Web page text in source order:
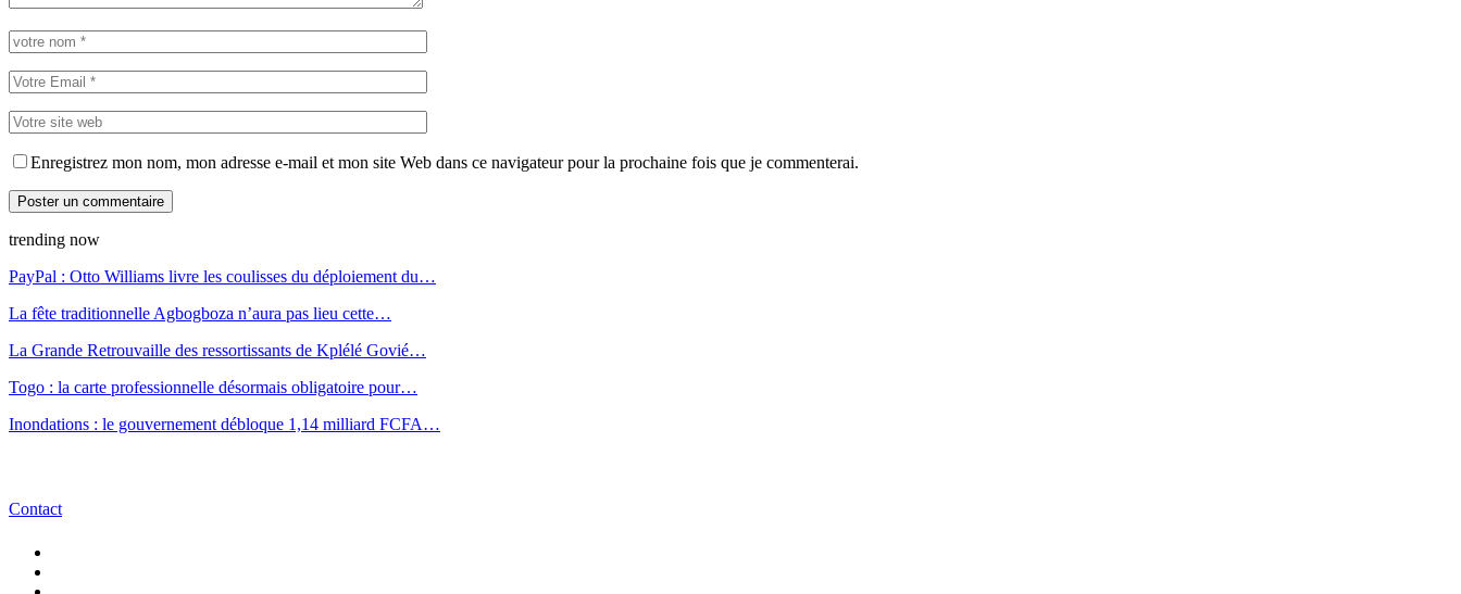
Enregistrez mon nom, mon adresse e-mail et mon site Web dans ce navigateur pour la prochaine fois que je commenterai.
trending now
PayPal : Otto Williams livre les coulisses du déploiement du…
La fête traditionnelle Agbogboza n’aura pas lieu cette…
La Grande Retrouvaille des ressortissants de Kplélé Govié…
Togo : la carte professionnelle désormais obligatoire pour…
Inondations : le gouvernement débloque 1,14 milliard FCFA…
Contact